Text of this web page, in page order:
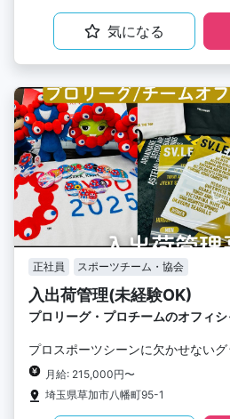
気になる
正社員 スポーツチーム・協会
入出荷管理(未経験OK)
プロリーグ・プロチームのオフィ
プロスポーツシーンに欠かせないグ
月給: 215,000円〜
埼玉県草加市八幡町95-1